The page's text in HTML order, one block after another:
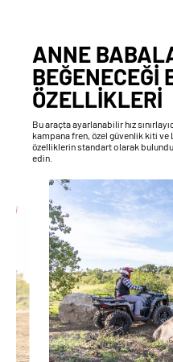
ANNE
BEĞENECEĞİ
ÖZELLİKLERİ
Bu araçta ayarlanabilir hız
kampana fren, özel güvenlik kiti ve
özelliklerin standart olarak
edin.